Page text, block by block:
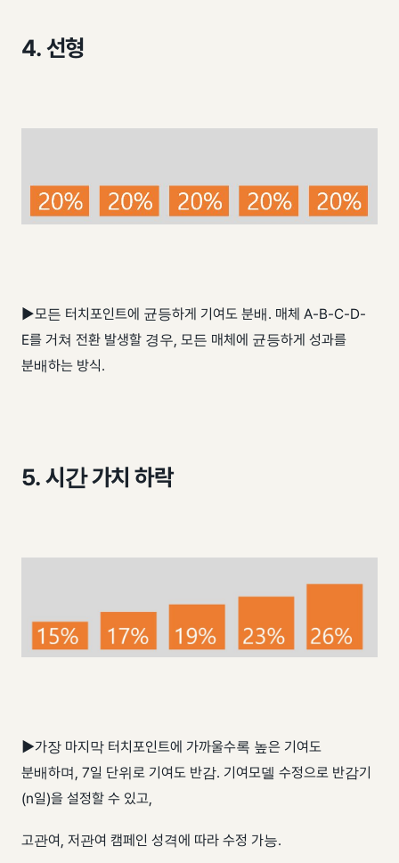
4. 선형
▶모든 터치포인트에 균등하게 기여도 분배. 매체 A-B-C-D-
E를 거쳐 전환 발생할 경우, 모든 매체에 균등하게 성과를
분배하는 방식.
5. 시간 가치 하락
▶가장 마지막 터치포인트에 가까울수록 높은 기여도
분배하며, 7일 단위로 기여도 반감. 기여모델 수정으로 반감기
(n일)을 설정할 수 있고,
고관여, 저관여 캠페인 성격에 따라 수정 가능.